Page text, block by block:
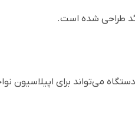
طراحی شده است.
می‌تواند برای اپیلاسیون